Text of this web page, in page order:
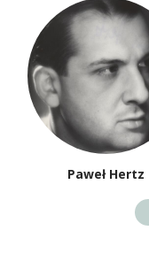
Paweł Hertz